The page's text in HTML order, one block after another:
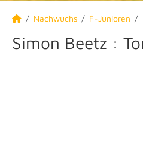
Nachwuchs F-Junioren
Simon Beetz :